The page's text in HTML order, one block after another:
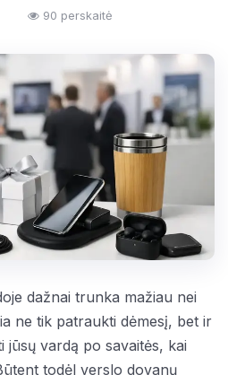
90 perskaitė
dažnai trunka mažiau nei
ne tik patraukti dėmesį, bet ir
jūsų vardą po savaitės, kai
todėl verslo dovanų